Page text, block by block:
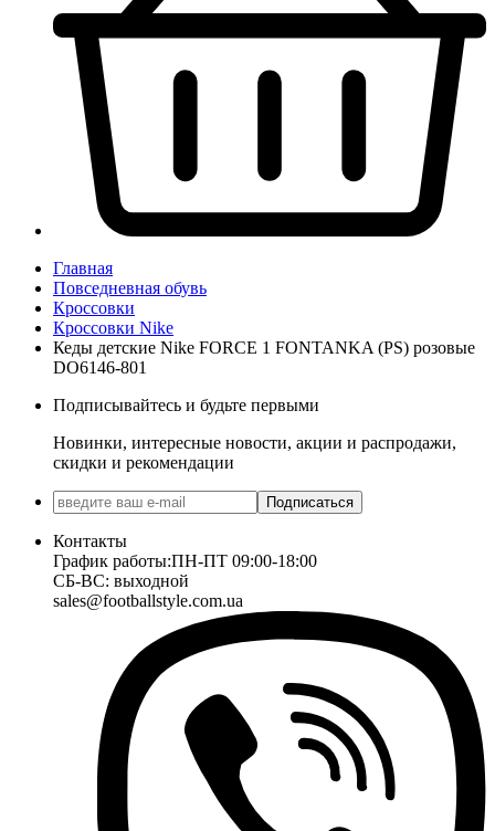
Главная
Повседневная обувь
Кроссовки
Кроссовки Nike
Кеды детские Nike FORCE 1 FONTANKA (PS) розовые
DO6146-801
Подписывайтесь и будьте первыми
Новинки, интересные новости, акции и распродажи,
скидки и рекомендации
Подписаться
Контакты
График работы:ПН-ПТ 09:00-18:00
СБ-ВС: выходной
sales@footballstyle.com.ua